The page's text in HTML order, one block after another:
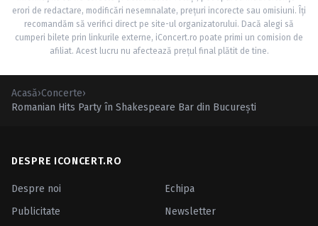
erori de redactare, modificări nesemnalate, prețuri incorecte sau omisiuni. Îți
recomandăm să verifici direct pe site-ul organizatorului. Dacă alegi să
cumperi bilete prin linkurile externe, iConcert.ro poate primi un comision de
afiliat. Acest lucru nu afectează prețul final plătit de tine.
Acasă›Concerte›
Romanian Hits Party în Shakespeare Bar din Bucureşti
DESPRE ICONCERT.RO
Despre noi
Echipa
Publicitate
Newsletter